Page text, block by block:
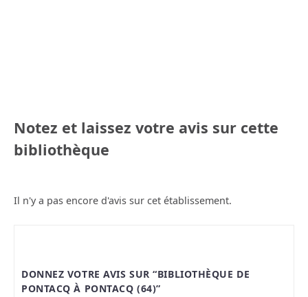
Notez et laissez votre avis sur cette
bibliothèque
Il n'y a pas encore d'avis sur cet établissement.
DONNEZ VOTRE AVIS SUR “BIBLIOTHÈQUE DE
PONTACQ À PONTACQ (64)”